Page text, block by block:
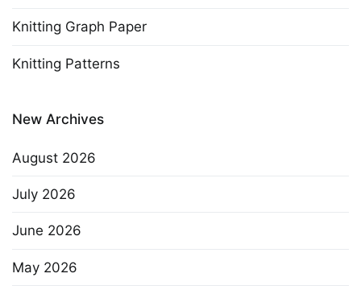
Knitting Graph Paper
Knitting Patterns
New Archives
August 2026
July 2026
June 2026
May 2026